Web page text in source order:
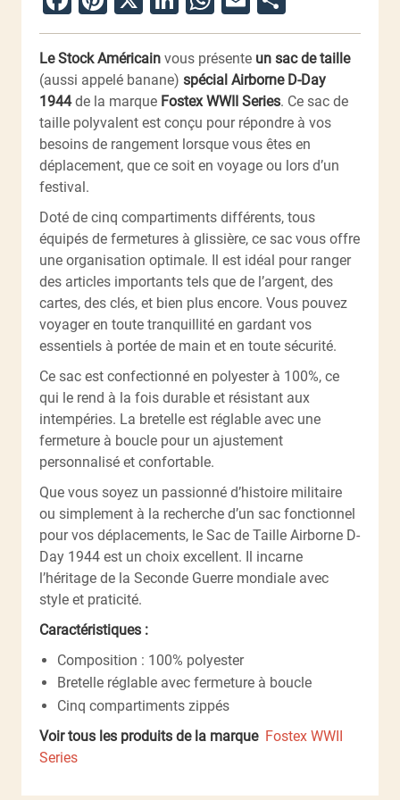
Le Stock Américain vous présente un sac de taille
(aussi appelé banane) spécial Airborne D-Day
1944de la marque Fostex WWII Series. Ce sac de
taille polyvalent est conçu pour répondre à vos
besoins de rangement lorsque vous êtes en
déplacement, que ce soit en voyage ou lors d’un
festival.
Doté de cinq compartiments différents, tous
équipés de fermetures à glissière, ce sac vous offre
une organisation optimale. Il est idéal pour ranger
des articles importants tels que de l’argent, des
cartes, des clés, et bien plus encore. Vous pouvez
voyager en toute tranquillité en gardant vos
essentiels à portée de main et en toute sécurité.
Ce sac est confectionné en polyester à 100%, ce
qui le rend à la fois durable et résistant aux
intempéries. La bretelle est réglable avec une
fermeture à boucle pour un ajustement
personnalisé et confortable.
Que vous soyez un passionné d’histoire militaire
ou simplement à la recherche d’un sac fonctionnel
pour vos déplacements, le Sac de Taille Airborne D-
Day 1944 est un choix excellent. Il incarne
l’héritage de la Seconde Guerre mondiale avec
style et praticité.
Caractéristiques :
Composition : 100% polyester
Bretelle réglable avec fermeture à boucle
Cinq compartiments zippés
Voir tous les produits de la marque Fostex WWII
Series